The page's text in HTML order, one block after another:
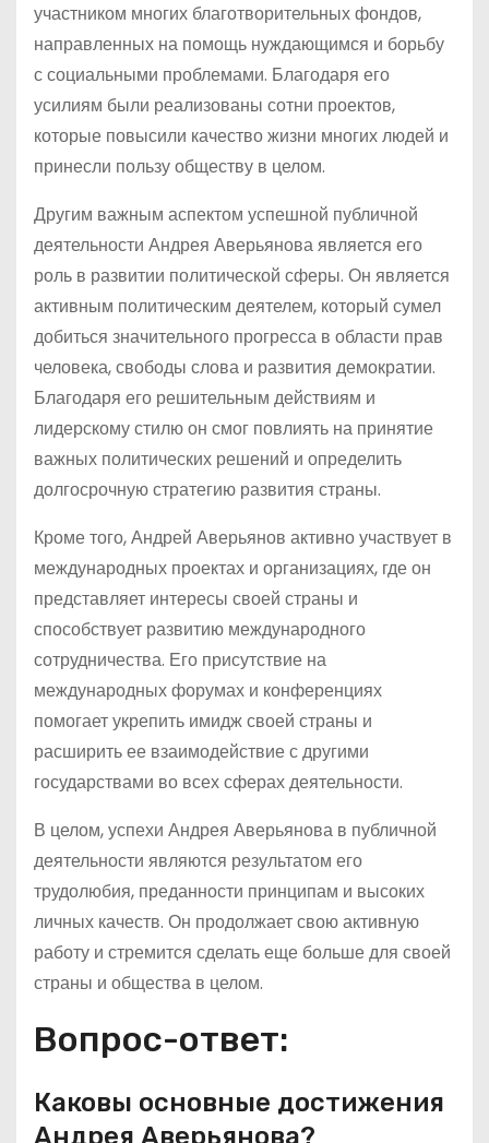
участником многих благотворительных фондов,
направленных на помощь нуждающимся и борьбу
с социальными проблемами. Благодаря его
усилиям были реализованы сотни проектов,
которые повысили качество жизни многих людей и
принесли пользу обществу в целом.
Другим важным аспектом успешной публичной
деятельности Андрея Аверьянова является его
роль в развитии политической сферы. Он является
активным политическим деятелем, который сумел
добиться значительного прогресса в области прав
человека, свободы слова и развития демократии.
Благодаря его решительным действиям и
лидерскому стилю он смог повлиять на принятие
важных политических решений и определить
долгосрочную стратегию развития страны.
Кроме того, Андрей Аверьянов активно участвует в
международных проектах и организациях, где он
представляет интересы своей страны и
способствует развитию международного
сотрудничества. Его присутствие на
международных форумах и конференциях
помогает укрепить имидж своей страны и
расширить ее взаимодействие с другими
государствами во всех сферах деятельности.
В целом, успехи Андрея Аверьянова в публичной
деятельности являются результатом его
трудолюбия, преданности принципам и высоких
личных качеств. Он продолжает свою активную
работу и стремится сделать еще больше для своей
страны и общества в целом.
Вопрос-ответ:
Каковы основные достижения
Андрея Аверьянова?